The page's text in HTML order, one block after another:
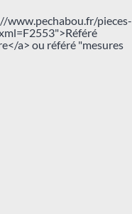
www.pechabou.fr/pieces-
a> ou référé "mesures